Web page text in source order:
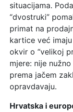
situacijama.
“dvostruki”
primat na
kartice već
okvir o “velikoj
mjere: nije
prema jačem
opravdavaju.
Hrvatska i